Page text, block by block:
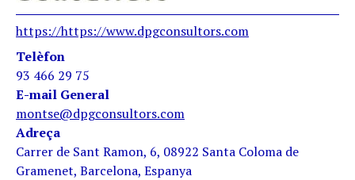
https://https://www.dpgconsultors.com
Telèfon
93 466 29 75
E-mail General
montse@dpgconsultors.com
Adreça
Carrer de Sant Ramon, 6, 08922 Santa Coloma de
Gramenet, Barcelona, Espanya